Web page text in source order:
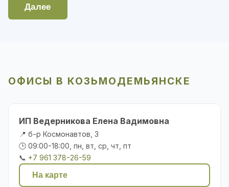
Далее
ОФИСЫ В КОЗЬМОДЕМЬЯНСКЕ
ИП Ведерникова Елена Вадимовна
📍 б-р Космонавтов, 3
🕒 09:00-18:00, пн, вт, ср, чт, пт
📞 +7 961 378-26-59
На карте